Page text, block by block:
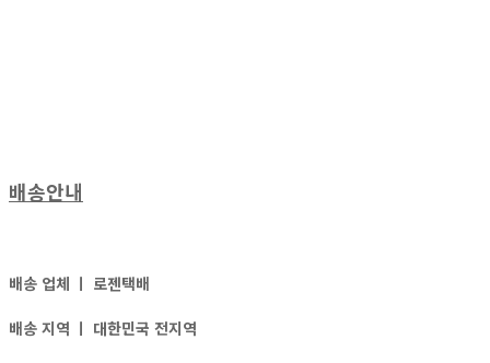
배송안내
배송 업체 ㅣ 로젠택배
배송 지역 ㅣ 대한민국 전지역